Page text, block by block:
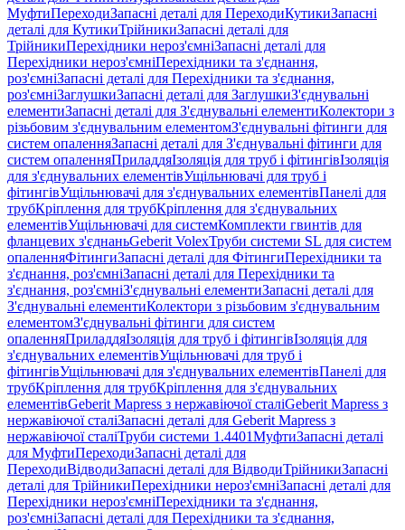
МуфтиПереходиЗапасні деталі для ПереходиКутикиЗапасні
деталі для КутикиТрійникиЗапасні деталі для
ТрійникиПерехідники нероз'ємніЗапасні деталі для
Перехідники нероз'ємніПерехідники та з'єднання,
роз'ємніЗапасні деталі для Перехідники та з'єднання,
роз'ємніЗаглушкиЗапасні деталі для ЗаглушкиЗ'єднувальні
елементиЗапасні деталі для З'єднувальні елементиКолектори з
різьбовим з'єднувальним елементомЗ'єднувальні фітинги для
систем опаленняЗапасні деталі для З'єднувальні фітинги для
систем опаленняПриладдяІзоляція для труб і фітингівІзоляція
для з'єднувальних елементівУщільнювачі для труб і
фітингівУщільнювачі для з'єднувальних елементівПанелі для
трубКріплення для трубКріплення для з'єднувальних
елементівУщільнювачі для системКомплекти гвинтів для
фланцевих з'єднаньGeberit VolexТруби системи SL для систем
опаленняФітингиЗапасні деталі для ФітингиПерехідники та
з'єднання, роз'ємніЗапасні деталі для Перехідники та
з'єднання, роз'ємніЗ'єднувальні елементиЗапасні деталі для
З'єднувальні елементиКолектори з різьбовим з'єднувальним
елементомЗ'єднувальні фітинги для систем
опаленняПриладдяІзоляція для труб і фітингівІзоляція для
з'єднувальних елементівУщільнювачі для труб і
фітингівУщільнювачі для з'єднувальних елементівПанелі для
трубКріплення для трубКріплення для з'єднувальних
елементівGeberit Mapress з нержавіючої сталіGeberit Mapress з
нержавіючої сталіЗапасні деталі для Geberit Mapress з
нержавіючої сталіТруби системи 1.4401МуфтиЗапасні деталі
для МуфтиПереходиЗапасні деталі для
ПереходиВідводиЗапасні деталі для ВідводиТрійникиЗапасні
деталі для ТрійникиПерехідники нероз'ємніЗапасні деталі для
Перехідники нероз'ємніПерехідники та з'єднання,
роз'ємніЗапасні деталі для Перехідники та з'єднання,